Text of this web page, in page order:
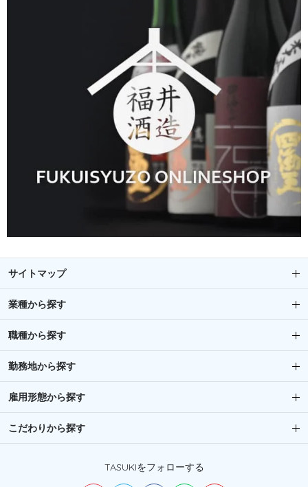
サイトマップ
業種から探す
職種から探す
勤務地から探す
雇用形態から探す
こだわりから探す
TASUKIをフォローする